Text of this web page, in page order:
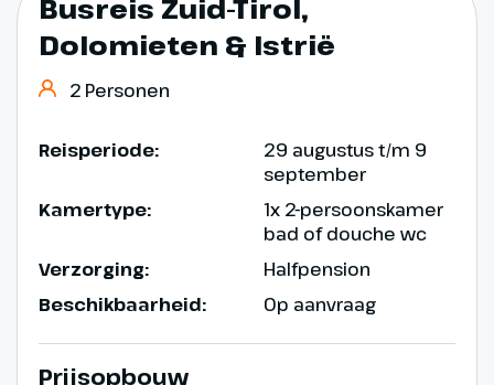
Busreis Zuid-Tirol,
Dolomieten & Istrië
2 Personen
Reisperiode:
29 augustus t/m 9
september
Kamertype:
1x 2-persoonskamer
bad of douche wc
Verzorging:
Halfpension
Beschikbaarheid:
Op aanvraag
Prijsopbouw